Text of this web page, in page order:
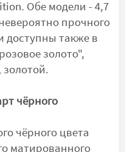
Обе модели - 4,7
прочного
доступны также в
золото",
чёрного
чёрного цвета
матированного